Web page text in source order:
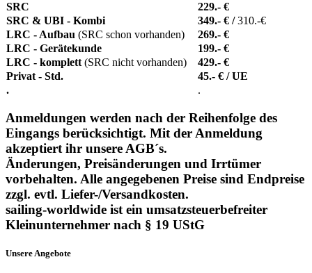
SRC
229.- €
SRC & UBI - Kombi
349.- € /310.-€
LRC - Aufbau (SRC schon vorhanden)
269.- €
LRC - Gerätekunde
199.- €
LRC - komplett (SRC nicht vorhanden)
429.- €
Privat - Std.
45.- € / UE
.
.
Anmeldungen werden nach der Reihenfolge des
Eingangs berücksichtigt. Mit der Anmeldung
akzeptiert ihr unsere AGB´s.
Änderungen, Preisänderungen und Irrtümer
vorbehalten. Alle angegebenen Preise sind Endpreise
zzgl. evtl. Liefer-/Versandkosten.
sailing-worldwide ist ein umsatzsteuerbefreiter
Kleinunternehmer nach § 19 UStG
Unsere Angebote